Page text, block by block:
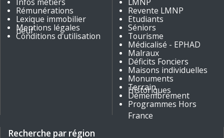
Rémunérations
Lexique immobilier
neuf
Mentions légales
Conditions d'utilisation
Revente LMNP
Etudiants
Séniors
Tourisme
Médicalisé - EPHAD
Malraux
Déficits Fonciers
Maisons individuelles
Monuments
Historiques
Terrain
Démembrement
Programmes Hors
France
Recherche par région